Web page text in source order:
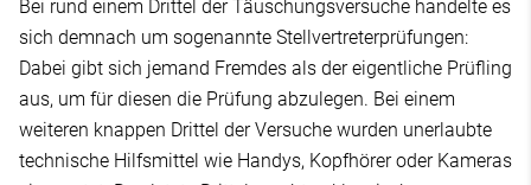
Bei rund einem Drittel der Täuschungsversuche handelte es
sich demnach um sogenannte Stellvertreterprüfungen:
Dabei gibt sich jemand Fremdes als der eigentliche Prüfling
aus, um für diesen die Prüfung abzulegen. Bei einem
weiteren knappen Drittel der Versuche wurden unerlaubte
technische Hilfsmittel wie Handys, Kopfhörer oder Kameras